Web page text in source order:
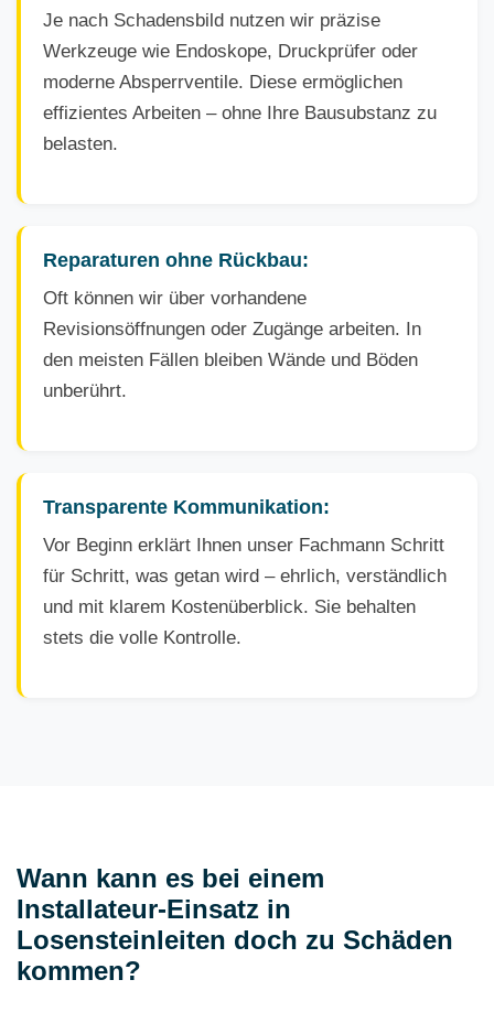
Je nach Schadensbild nutzen wir präzise
Werkzeuge wie Endoskope, Druckprüfer oder
moderne Absperrventile. Diese ermöglichen
effizientes Arbeiten – ohne Ihre Bausubstanz zu
belasten.
Reparaturen ohne Rückbau:
Oft können wir über vorhandene
Revisionsöffnungen oder Zugänge arbeiten. In
den meisten Fällen bleiben Wände und Böden
unberührt.
Transparente Kommunikation:
Vor Beginn erklärt Ihnen unser Fachmann Schritt
für Schritt, was getan wird – ehrlich, verständlich
und mit klarem Kostenüberblick. Sie behalten
stets die volle Kontrolle.
Wann kann es bei einem
Installateur-Einsatz in
Losensteinleiten doch zu Schäden
kommen?